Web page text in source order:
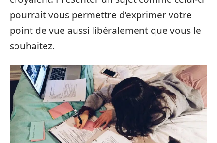
pourrait vous permettre d’exprimer votre
point de vue aussi libéralement que vous le
souhaitez.